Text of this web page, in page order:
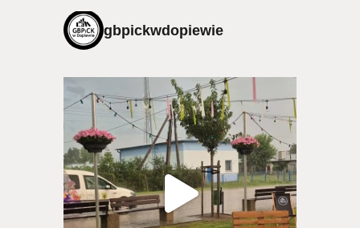
gbpickwdopiewie